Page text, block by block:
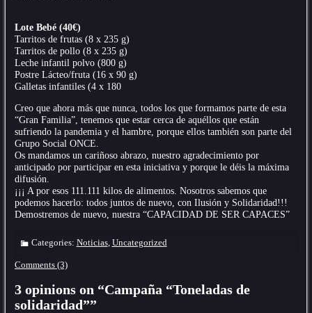
Lote Bebé (40€)
Tarritos de frutas (8 x 235 g)
Tarritos de pollo (8 x 235 g)
Leche infantil polvo (800 g)
Postre Lácteo/fruta (16 x 90 g)
Galletas infantiles (4 x 180
Creo que ahora más que nunca, todos los que formamos parte de esta
“Gran Familia”, tenemos que estar cerca de aquéllos que están
sufriendo la pandemia y el hambre, porque ellos también son parte del
Grupo Social ONCE.
Os mandamos un cariñoso abrazo, nuestro agradecimiento por
anticipado por participar en esta iniciativa y porque le déis la máxima
difusión.
¡¡¡ A por esos 111.111 kilos de alimentos. Nosotros sabemos que
podemos hacerlo: todos juntos de nuevo, con Ilusión y Solidaridad!!!
Demostremos de nuevo, nuestra “CAPACIDAD DE SER CAPACES”
Categories: Noticias, Uncategorized
Comments (3)
3 opinions on “Campaña “Toneladas de
solidaridad””